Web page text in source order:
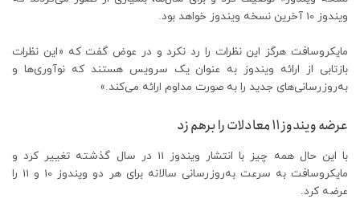
ویندوز 10 آخرین نسخه ویندوز خواهد بود.
مایکروسافت هرگز این نظرات را رد نکرد و در عوض گفت که «این نظرات
بازتابی از ارائه ویندوز به عنوان یک سرویس هستند که نوآوری‌ها و
به‌روزرسانی‌های جدید را به صورت مداوم ارائه می‌کند.»
عرضه ویندوز 11 معادلات را برهم زد
با این حال همه چیز با انتشار ویندوز 11 در سال گذشته تغییر کرد و
مایکروسافت به سرعت به‌روزرسانی سالانه برای هر دو ویندوز 10 و 11 را
عرضه کرد.